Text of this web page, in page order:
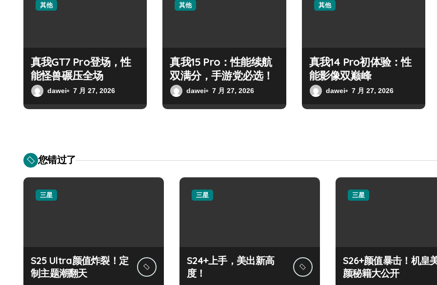
其他
真我GT7 Pro登场，性
能怪兽碾压全场
dawei 7 月 27, 2026
其他
真我15 Pro：性能续航
双满分，手游党必选！
dawei 7 月 27, 2026
其他
真我14 Pro初体验：性
能影像双巅峰
dawei 7 月 27, 2026
您错过了
三星
S25 Ultra颜值炸裂！定
制主题潮翻天
三星
S24+上手，美出新高
度！
三星
S26+颜值暴击！机皇
颜秘籍大公开